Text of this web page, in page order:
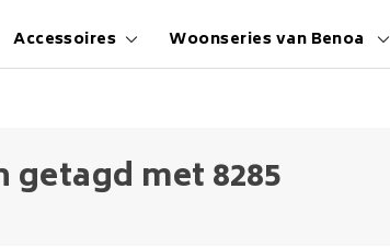
Accessoires Woonseries van Benoa
getagd met 8285